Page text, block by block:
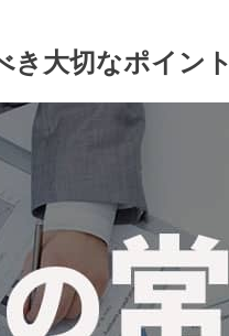
き大切なポイント